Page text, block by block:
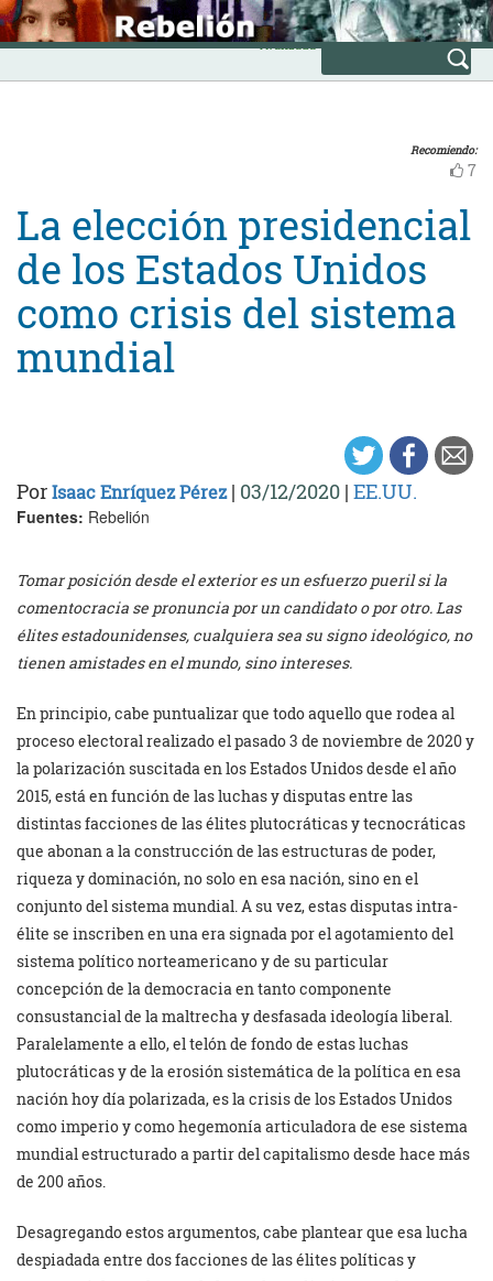
Skip
to
content
INICIO
Avanzada
Recomiendo:
7
La elección presidencial
de los Estados Unidos
como crisis del sistema
mundial
PorIsaac Enríquez Pérez| 03/12/2020 | EE.UU.
Fuentes: Rebelión
Tomar posición desde el exterior es un esfuerzo pueril si la
comentocracia se pronuncia por un candidato o por otro. Las
élites estadounidenses, cualquiera sea su signo ideológico, no
tienen amistades en el mundo, sino intereses.
En principio, cabe puntualizar que todo aquello que rodea al
proceso electoral realizado el pasado 3 de noviembre de 2020 y
la polarización suscitada en los Estados Unidos desde el año
2015, está en función de las luchas y disputas entre las
distintas facciones de las élites plutocráticas y tecnocráticas
que abonan a la construcción de las estructuras de poder,
riqueza y dominación, no solo en esa nación, sino en el
conjunto del sistema mundial. A su vez, estas disputas intra-
élite se inscriben en una era signada por el agotamiento del
sistema político norteamericano y de su particular
concepción de la democracia en tanto componente
consustancial de la maltrecha y desfasada ideología liberal.
Paralelamente a ello, el telón de fondo de estas luchas
plutocráticas y de la erosión sistemática de la política en esa
nación hoy día polarizada, es la crisis de los Estados Unidos
como imperio y como hegemonía articuladora de ese sistema
mundial estructurado a partir del capitalismo desde hace más
de 200 años.
Desagregando estos argumentos, cabe plantear que esa lucha
despiadada entre dos facciones de las élites políticas y